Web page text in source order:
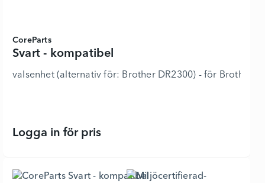
CoreParts
Svart - kompatibel
valsenhet (alternativ för: Brother DR2300) - för Brother
Logga in för prisSvart - kompatibel - 6326106 - Lägg